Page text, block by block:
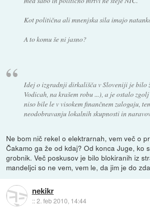
Kot politična ali mnenjska sila imajo
A to komu še ni jasno?
Idej o izgradnji dirkališča v Sloveniji je bilo
Vodicah, na krašem robu ...), a je ostalo
niso bile le v visokem finančnem zalogaju,
neodobravanju lokalnih skupnosti in
Ne bom nič rekel o elektrarnah, vem več o
Čakamo ga že od kdaj? Od konca Juge, ko
grobnik. Več poskusov je bilo blokiranih iz
mandeljci so ne vem, vem le, da jim je do
nekikr
::2. feb 2010, 14:44